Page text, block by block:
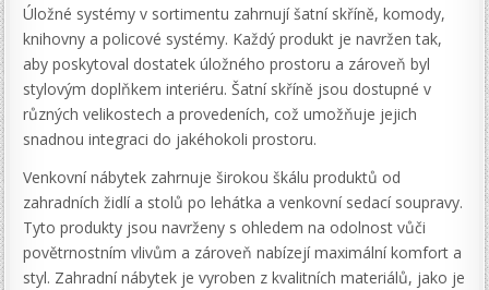
Úložné systémy v sortimentu zahrnují šatní skříně, komody,
knihovny a policové systémy. Každý produkt je navržen tak,
aby poskytoval dostatek úložného prostoru a zároveň byl
stylovým doplňkem interiéru. Šatní skříně jsou dostupné v
různých velikostech a provedeních, což umožňuje jejich
snadnou integraci do jakéhokoli prostoru.
Venkovní nábytek zahrnuje širokou škálu produktů od
zahradních židlí a stolů po lehátka a venkovní sedací soupravy.
Tyto produkty jsou navrženy s ohledem na odolnost vůči
povětrnostním vlivům a zároveň nabízejí maximální komfort a
styl. Zahradní nábytek je vyroben z kvalitních materiálů, jako je